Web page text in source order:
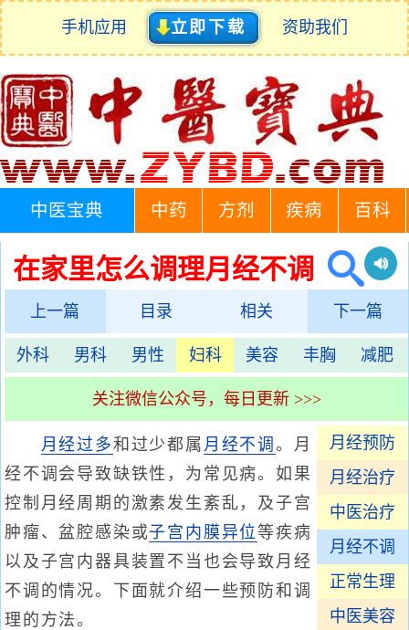
手机应用 立即下载 资助我们
中医宝典 中药 方剂 疾病 百科
在家里怎么调理月经不调
上一篇 目录 相关 下一篇
外科 男科 男性 妇科 美容 丰胸 减肥
关注微信公众号，每日更新 >>>
月经预防
月经治疗
中医治疗
月经不调
正常生理
中医美容
月经过多和过少都属 月经不调。月
经不调会导致缺铁性，为常见病。如果
控制月经周期的激素发生紊乱，及子宫
肿瘤、盆腔感染或子宫内膜异位等疾病
以及子宫内器具装置不当也会导致月经
不调的情况。下面就介绍一些预防和调
理的方法。